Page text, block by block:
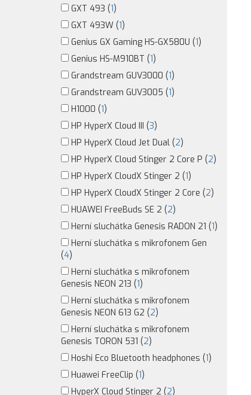
GXT 493 (1)
GXT 493W (1)
Genius GX Gaming HS-GX580U (1)
Genius HS-M910BT (1)
Grandstream GUV3000 (1)
Grandstream GUV3005 (1)
H1000 (1)
HP HyperX Cloud III (3)
HP HyperX Cloud Jet Dual (2)
HP HyperX Cloud Stinger 2 Core P (2)
HP HyperX CloudX Stinger 2 (1)
HP HyperX CloudX Stinger 2 Core (2)
HUAWEI FreeBuds SE 2 (2)
Herní sluchátka Genesis RADON 21 (1)
Herní sluchátka s mikrofonem Gen
(4)
Herní sluchátka s mikrofonem
Genesis NEON 213 (1)
Herní sluchátka s mikrofonem
Genesis NEON 613 G2 (2)
Herní sluchátka s mikrofonem
Genesis TORON 531 (2)
Hoshi Eco Bluetooth headphones (1)
Huawei FreeClip (1)
HyperX Cloud Stinger 2 (2)